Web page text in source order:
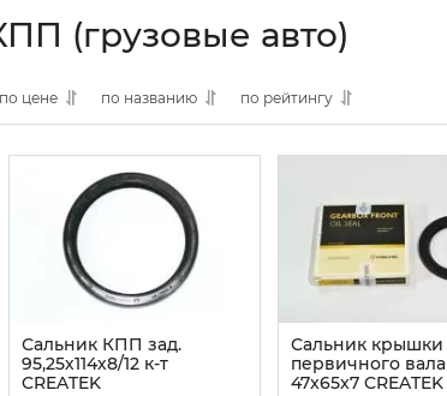
(грузовые авто)
по цене по названию по рейтингу
Сальник КПП зад.
95,25х114х8/12 к-т
CREATEK
Сальник крышки
первичного вала
47x65x7 CREATEK